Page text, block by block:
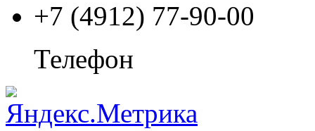
+7 (4912) 77-90-00
Телефон